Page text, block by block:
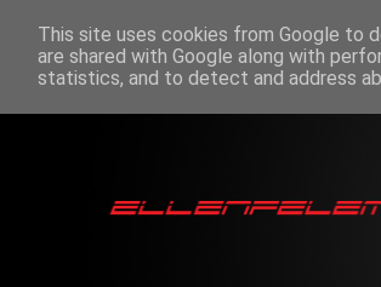
This site uses cookies from Google to
are shared with Google along with
statistics, and to detect and address